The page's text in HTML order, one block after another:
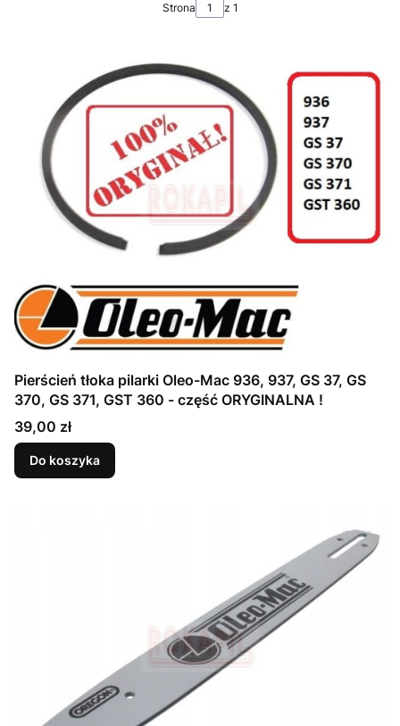
Strona z 1
Pierścień tłoka pilarki Oleo-Mac 936, 937, GS 37, GS
370, GS 371, GST 360 - część ORYGINALNA !
Cena
39,00 zł
Do koszyka